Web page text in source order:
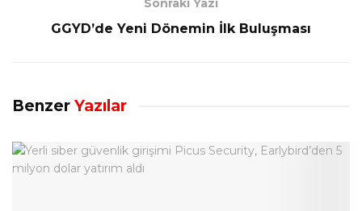
Sonraki Yazı
GGYD’de Yeni Dönemin İlk Buluşması
Benzer Yazılar